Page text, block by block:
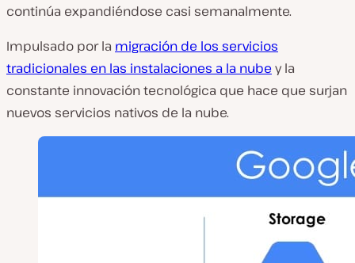
continúa expandiéndose casi semanalmente.
Impulsado por la migración de los servicios
tradicionales en las instalaciones a la nube y la
constante innovación tecnológica que hace que surjan
nuevos servicios nativos de la nube.